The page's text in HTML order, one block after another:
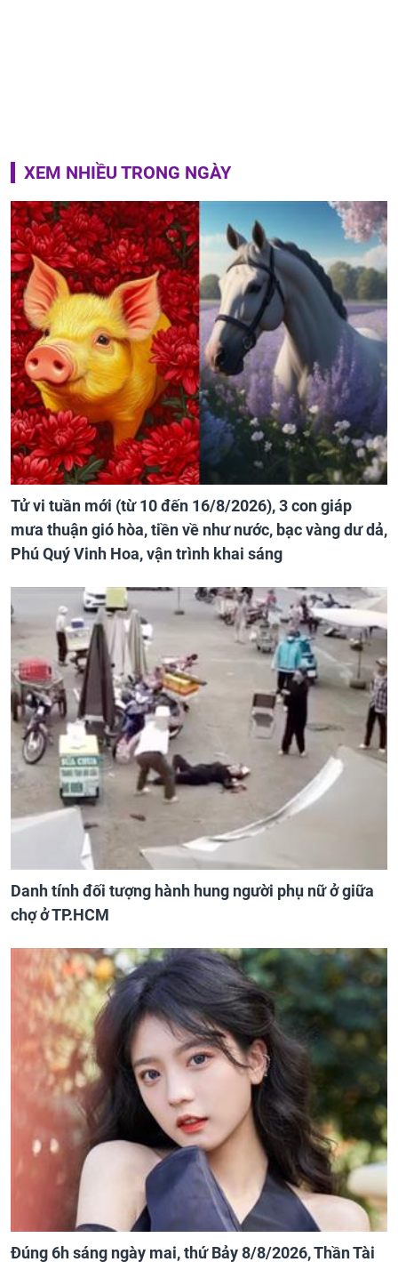
XEM NHIỀU TRONG NGÀY
Tử vi tuần mới (từ 10 đến 16/8/2026), 3 con giáp
mưa thuận gió hòa, tiền về như nước, bạc vàng dư dả,
Phú Quý Vinh Hoa, vận trình khai sáng
Danh tính đối tượng hành hung người phụ nữ ở giữa
chợ ở TP.HCM
Đúng 6h sáng ngày mai, thứ Bảy 8/8/2026, Thần Tài